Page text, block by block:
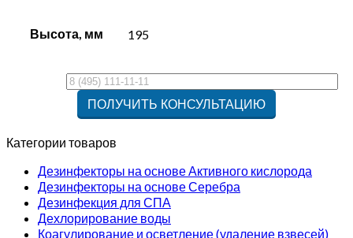
Высота, мм 195
Категории товаров
Дезинфекторы на основе Активного кислорода
Дезинфекторы на основе Серебра
Дезинфекция для СПА
Дехлорирование воды
Коагулирование и осветление (удаление взвесей)